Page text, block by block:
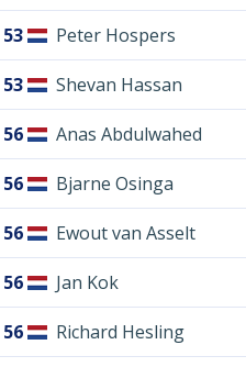
53 Peter Hospers
53 Shevan Hassan
56 Anas Abdulwahed
56 Bjarne Osinga
56 Ewout van Asselt
56 Jan Kok
56 Richard Hesling